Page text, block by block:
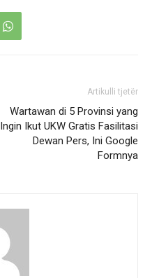
Artikulli tjetër
Wartawan di 5 Provinsi yang
Ingin Ikut UKW Gratis Fasilitasi
Dewan Pers, Ini Google
Formnya